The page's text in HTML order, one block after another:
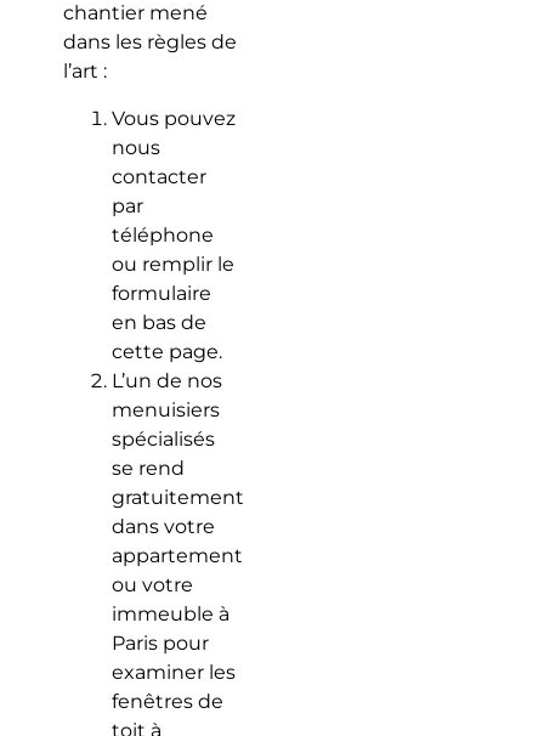
chantier mené
dans les règles de
l’art :
Vous pouvez
nous
contacter
par
téléphone
ou remplir le
formulaire
en bas de
cette page.
L’un de nos
menuisiers
spécialisés
se rend
gratuitement
dans votre
appartement
ou votre
immeuble à
Paris pour
examiner les
fenêtres de
toit à